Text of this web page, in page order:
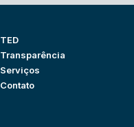
TED
Transparência
Serviços
Contato